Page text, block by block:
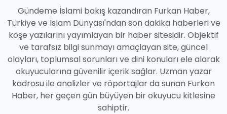
Gündeme İslami bakış kazandıran Furkan Haber,
Türkiye ve İslam Dünyası'ndan son dakika haberleri ve
köşe yazılarını yayımlayan bir haber sitesidir. Objektif
ve tarafsız bilgi sunmayı amaçlayan site, güncel
olayları, toplumsal sorunları ve dini konuları ele alarak
okuyucularına güvenilir içerik sağlar. Uzman yazar
kadrosu ile analizler ve röportajlar da sunan Furkan
Haber, her geçen gün büyüyen bir okuyucu kitlesine
sahiptir.